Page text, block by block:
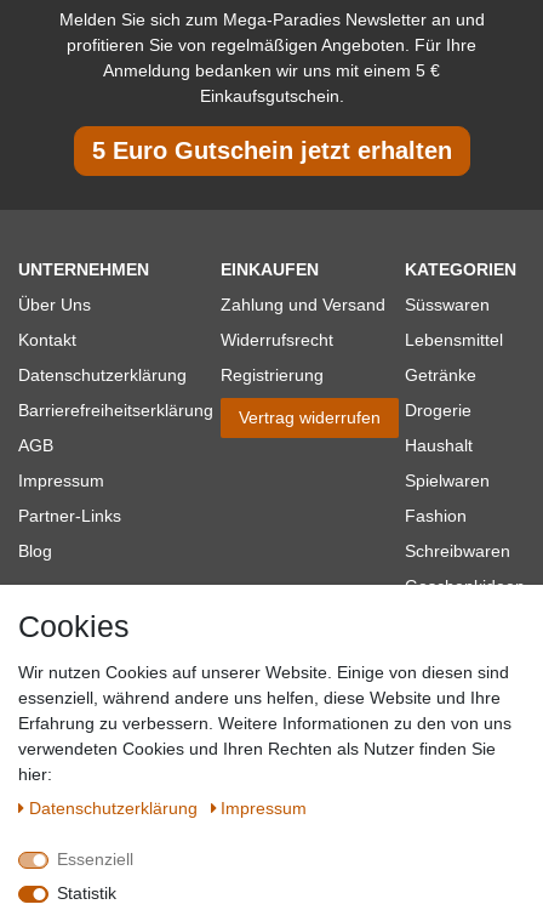
Melden Sie sich zum Mega-Paradies Newsletter an und
profitieren Sie von regelmäßigen Angeboten. Für Ihre
Anmeldung bedanken wir uns mit einem 5 €
Einkaufsgutschein.
5 Euro Gutschein jetzt erhalten
UNTERNEHMEN
Über Uns
Kontakt
Datenschutzerklärung
Barrierefreiheitserklärung
AGB
Impressum
Partner-Links
Blog
EINKAUFEN
Zahlung und Versand
Widerrufsrecht
Registrierung
Vertrag widerrufen
KATEGORIEN
Süsswaren
Lebensmittel
Getränke
Drogerie
Haushalt
Spielwaren
Fashion
Schreibwaren
Geschenkideen
Topmarken
SICHER EINKAUFEN
QUALITÄT
WIR AKZEPTIEREN
Cookies
Wir nutzen Cookies auf unserer Website. Einige von diesen sind
essenziell, während andere uns helfen, diese Website und Ihre
Erfahrung zu verbessern. Weitere Informationen zu den von uns
verwendeten Cookies und Ihren Rechten als Nutzer finden Sie
hier:
Daten­schutz­erklärung
Impressum
Essenziell
Statistik